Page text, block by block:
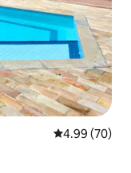
平均评分 4.99
4.99 (70)